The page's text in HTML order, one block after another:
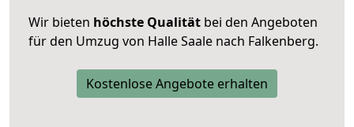
Wir bieten höchste Qualität bei den Angeboten
für den Umzug von Halle Saale nach Falkenberg.
Kostenlose Angebote erhalten